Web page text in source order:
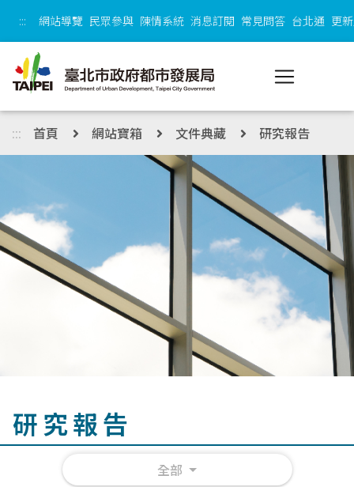
::: 網站導覽 民眾參與 陳情系統 消息訂閱 常見問答 台北通 更
::: 首頁 網站寶箱 文件典藏 研究報告
研究報告
全部